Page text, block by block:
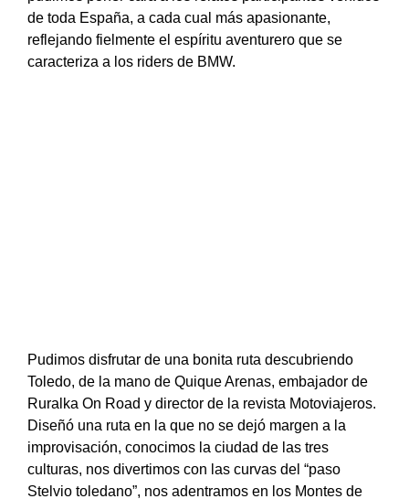
de toda España, a cada cual más apasionante,
reflejando fielmente el espíritu aventurero que se
caracteriza a los riders de BMW.
Pudimos disfrutar de una bonita ruta descubriendo
Toledo, de la mano de Quique Arenas, embajador de
Ruralka On Road y director de la revista Motoviajeros.
Diseñó una ruta en la que no se dejó margen a la
improvisación, conocimos la ciudad de las tres
culturas, nos divertimos con las curvas del “paso
Stelvio toledano”, nos adentramos en los Montes de